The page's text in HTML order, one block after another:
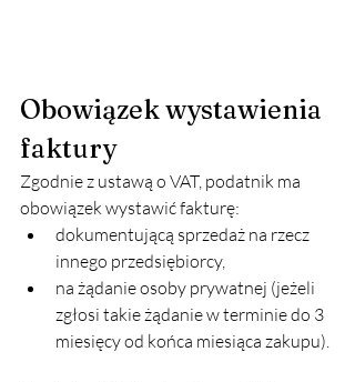
Obowiązek wystawienia
faktury
Zgodnie z ustawą o VAT, podatnik ma
obowiązek wystawić fakturę:
dokumentującą sprzedaż na rzecz
innego przedsiębiorcy,
na żądanie osoby prywatnej (jeżeli
zgłosi takie żądanie w terminie do 3
miesięcy od końca miesiąca zakupu).